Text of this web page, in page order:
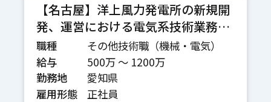
【名古屋】洋上風力発電所の新規開
発、運営における電気系技術業務
（着床式・浮体式）
職種
その他技術職（機械・電気）
給与
500万 〜 1200万
勤務地
愛知県
雇用形態
正社員